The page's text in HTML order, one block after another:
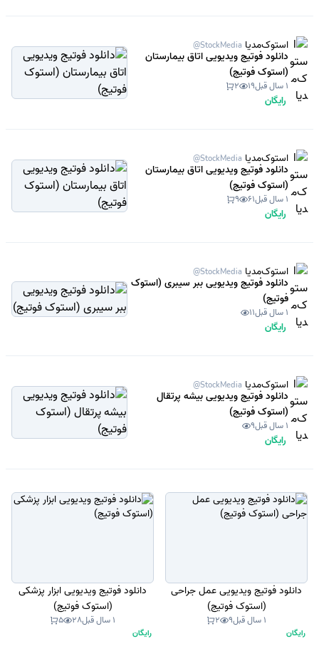
استوک‌مدیا @StockMedia
دانلود فوتیج ویدیویی اتاق بیمارستان
(استوک فوتیج)
1 سال قبل 19
2
رایگان
استوک‌مدیا @StockMedia
دانلود فوتیج ویدیویی اتاق بیمارستان
(استوک فوتیج)
1 سال قبل 61
9
رایگان
استوک‌مدیا @StockMedia
دانلود فوتیج ویدیویی ببر سیبری (استوک
فوتیج)
1 سال قبل 11
رایگان
استوک‌مدیا @StockMedia
دانلود فوتیج ویدیویی بیشه پرتقال
(استوک فوتیج)
1 سال قبل 9
رایگان
دانلود فوتیج ویدیویی عمل جراحی
(استوک فوتیج)
1 سال قبل 9
2
رایگان
دانلود فوتیج ویدیویی ابزار پزشکی
(استوک فوتیج)
1 سال قبل 28
5
رایگان